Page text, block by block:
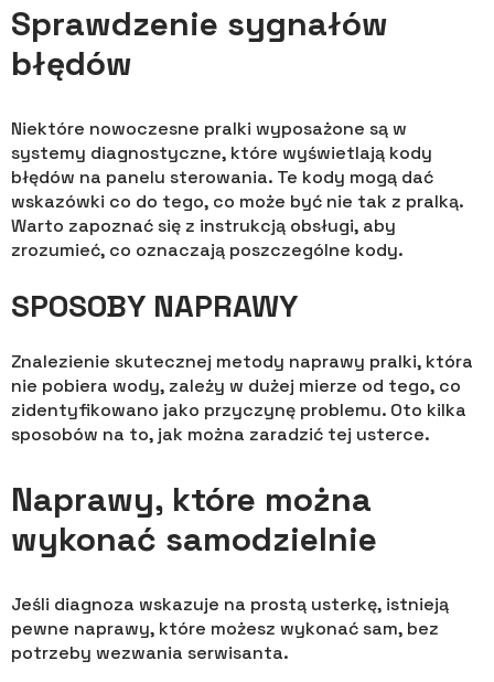
Sprawdzenie sygnałów
błędów
Niektóre nowoczesne pralki wyposażone są w
systemy diagnostyczne, które wyświetlają kody
błędów na panelu sterowania. Te kody mogą dać
wskazówki co do tego, co może być nie tak z pralką.
Warto zapoznać się z instrukcją obsługi, aby
zrozumieć, co oznaczają poszczególne kody.
SPOSOBY NAPRAWY
Znalezienie skutecznej metody naprawy pralki, która
nie pobiera wody, zależy w dużej mierze od tego, co
zidentyfikowano jako przyczynę problemu. Oto kilka
sposobów na to, jak można zaradzić tej usterce.
Naprawy, które można
wykonać samodzielnie
Jeśli diagnoza wskazuje na prostą usterkę, istnieją
pewne naprawy, które możesz wykonać sam, bez
potrzeby wezwania serwisanta.